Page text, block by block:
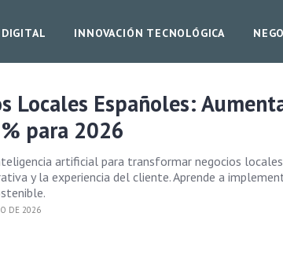
INNOVACIÓN TECNOLÓGICA
Locales Españoles:
para 2026
artificial para transformar negocios
y la experiencia del cliente. Aprende a
DE 2026